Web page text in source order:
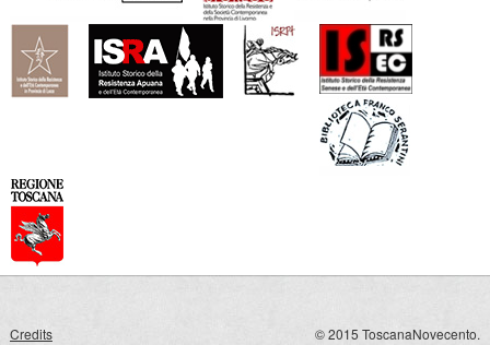
Credits
© 2015 ToscanaNovecento.